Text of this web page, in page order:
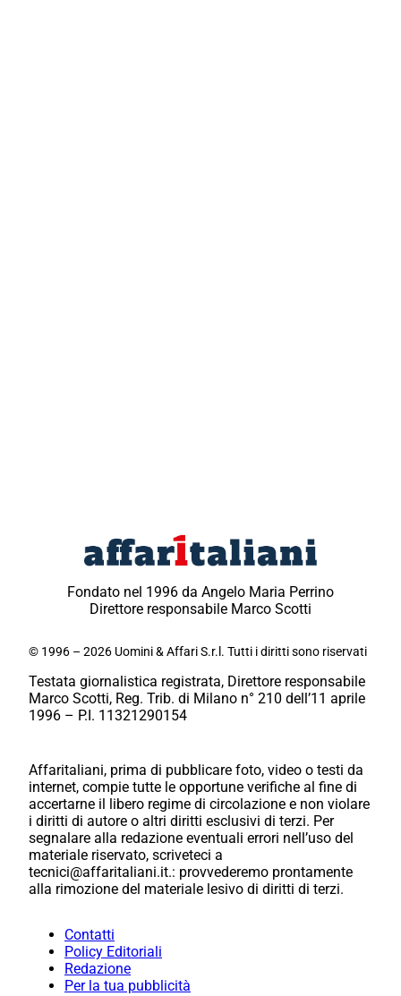
Fondato nel 1996 da Angelo Maria Perrino
Direttore responsabile Marco Scotti
© 1996 – 2026 Uomini & Affari S.r.l. Tutti i diritti sono riservati
Testata giornalistica registrata, Direttore responsabile
Marco Scotti, Reg. Trib. di Milano n° 210 dell’11 aprile
1996 – P.I. 11321290154
Affaritaliani, prima di pubblicare foto, video o testi da
internet, compie tutte le opportune verifiche al fine di
accertarne il libero regime di circolazione e non violare
i diritti di autore o altri diritti esclusivi di terzi. Per
segnalare alla redazione eventuali errori nell’uso del
materiale riservato, scriveteci a
tecnici@affaritaliani.it.: provvederemo prontamente
alla rimozione del materiale lesivo di diritti di terzi.
Contatti
Policy Editoriali
Redazione
Per la tua pubblicità